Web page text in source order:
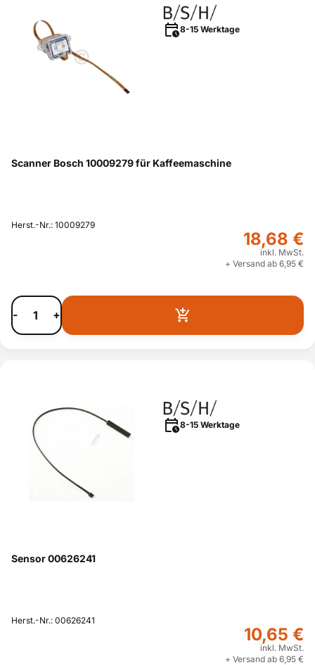
8-15 Werktage
Scanner Bosch 10009279 für Kaffeemaschine
Herst.-Nr.: 10009279
18,68 €
inkl. MwSt.
+ Versand ab 6,95 €
- +
8-15 Werktage
Sensor 00626241
Herst.-Nr.: 00626241
10,65 €
inkl. MwSt.
+ Versand ab 6,95 €